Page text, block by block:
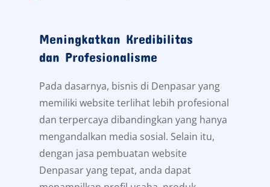
Meningkatkan Kredibilitas
dan Profesionalisme
Pada dasarnya, bisnis di Denpasar yang
memiliki website terlihat lebih profesional
dan terpercaya dibandingkan yang hanya
mengandalkan media sosial. Selain itu,
dengan jasa pembuatan website
Denpasar yang tepat, anda dapat